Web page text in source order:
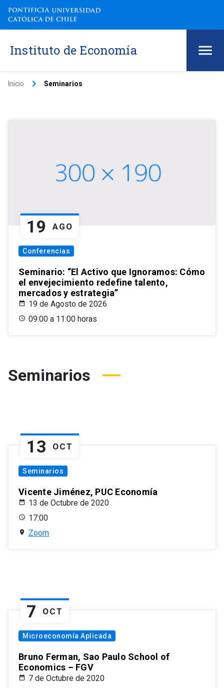
Instituto de Economía
Inicio keyboard_arrow_right Seminarios
19 AGO
Conferencias
Seminario: “El Activo que Ignoramos: Cómo
el envejecimiento redefine talento,
mercados y estrategia”
19 de Agosto de 2026
09:00 a 11:00 horas
Seminarios
13 OCT
Seminarios
Vicente Jiménez, PUC Economía
13 de Octubre de 2020
17:00
Zoom
7 OCT
Microeconomía Aplicada
Bruno Ferman, Sao Paulo School of
Economics – FGV
7 de Octubre de 2020